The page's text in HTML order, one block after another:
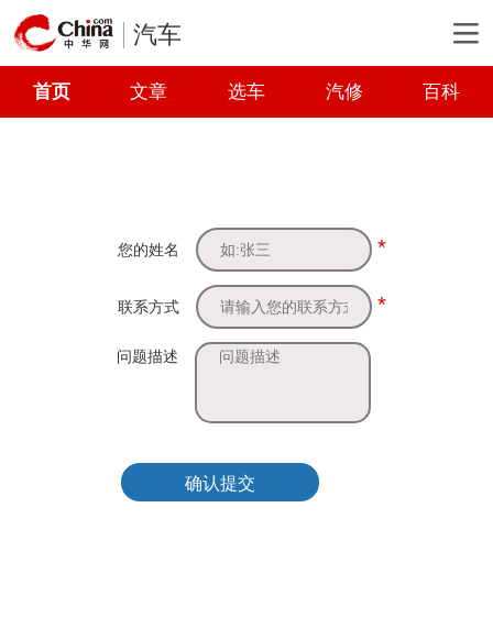
汽车
首页 文章 选车 汽修 百科
您的姓名 *
联系方式 *
问题描述
确认提交